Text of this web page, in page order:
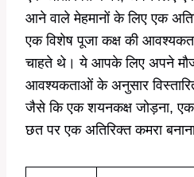
आने वाले मेहमानों के लिए एक
एक विशेष पूजा कक्ष की
चाहते थे। ये आपके लिए अपने
आवश्यकताओं के अनुसार
जैसे कि एक शयनकक्ष जोड़ना, एक
छत पर एक अतिरिक्त कमरा